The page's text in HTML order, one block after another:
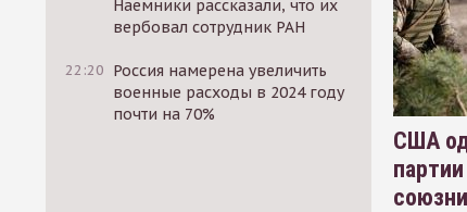
Наемники рассказали, что их
вербовал сотрудник РАН
22:20 Россия намерена увеличить
военные расходы в 2024 году
почти на 70%
США